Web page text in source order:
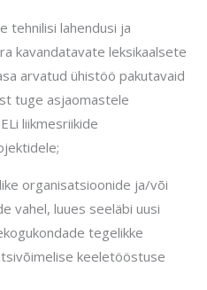
tehnilisi lahendusi ja
kavandatavate leksikaalsete
arvatud ühistöö pakutavaid
tuge asjaomastele
liikmesriikide
organisatsioonide ja/või
vahel, luues seeläbi uusi
tegelikke
keeletööstuse